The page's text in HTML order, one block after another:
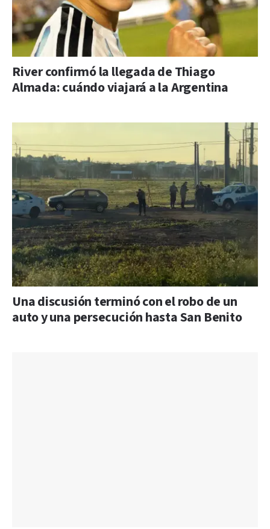
River confirmó la llegada de Thiago
Almada: cuándo viajará a la Argentina
Una discusión terminó con el robo de un
auto y una persecución hasta San Benito